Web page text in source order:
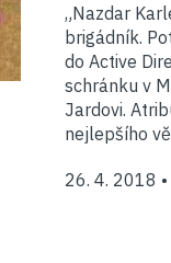
„Nazdar
brigádník.
do Active
schránku v
Jardovi.
nejlepšího
26. 4. 2018 •